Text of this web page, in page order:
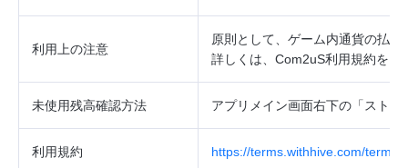
利用上の注意
原則として、ゲーム内通貨の払
詳しくは、 Com2uS利用規約をご
未使用残高確認方法 アプリメイン画面右下の「スト
利用規約 https://terms.withhive.com/terms/